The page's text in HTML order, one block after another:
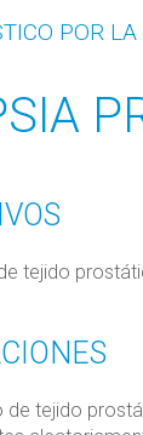
POR
tejido
de tejido